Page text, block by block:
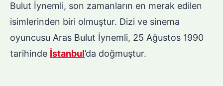
Bulut İynemli, son zamanların en merak edilen
isimlerinden biri olmuştur. Dizi ve sinema
oyuncusu Aras Bulut İynemli, 25 Ağustos 1990
tarihinde İstanbul’da doğmuştur.